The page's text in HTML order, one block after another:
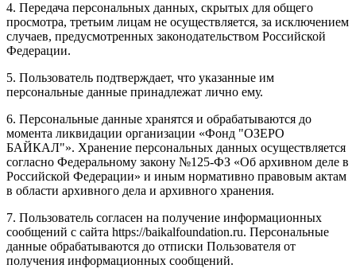
4. Передача персональных данных, скрытых для общего
просмотра, третьим лицам не осуществляется, за исключением
случаев, предусмотренных законодательством Российской
Федерации.
5. Пользователь подтверждает, что указанные им
персональные данные принадлежат лично ему.
6. Персональные данные хранятся и обрабатываются до
момента ликвидации организации «Фонд "ОЗЕРО
БАЙКАЛ"». Хранение персональных данных осуществляется
согласно Федеральному закону №125-ФЗ «Об архивном деле в
Российской Федерации» и иным нормативно правовым актам
в области архивного дела и архивного хранения.
7. Пользователь согласен на получение информационных
сообщений с сайта https://baikalfoundation.ru. Персональные
данные обрабатываются до отписки Пользователя от
получения информационных сообщений.